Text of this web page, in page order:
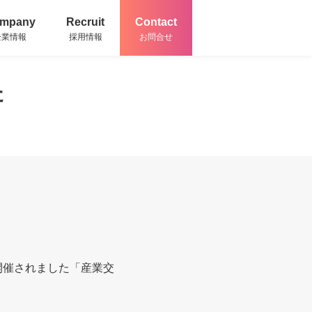
情報
Recruit
採用情報
Contact
お問合せ
されました「産業交